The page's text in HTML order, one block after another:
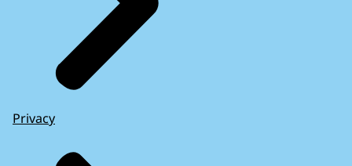
Privacy